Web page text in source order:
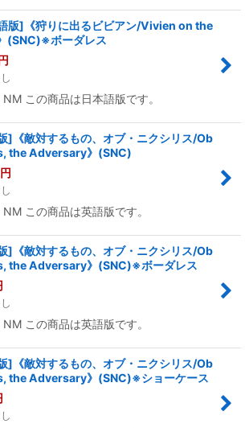
版]《狩りに出るビビアン/Vivien on the
(SNC)※ボーダレス
この商品は日本語版です。
]《敵対するもの、オブ・ニクシリス/Ob
the Adversary》(SNC)
円
この商品は英語版です。
]《敵対するもの、オブ・ニクシリス/Ob
the Adversary》(SNC)※ボーダレス
この商品は英語版です。
]《敵対するもの、オブ・ニクシリス/Ob
the Adversary》(SNC)※ショーケース